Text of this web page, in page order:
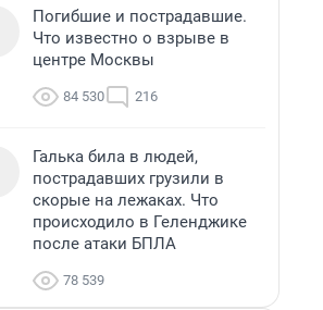
Погибшие и пострадавшие.
Что известно о взрыве в
центре Москвы
84 530 216
Галька била в людей,
пострадавших грузили в
скорые на лежаках. Что
происходило в Геленджике
после атаки БПЛА
78 539